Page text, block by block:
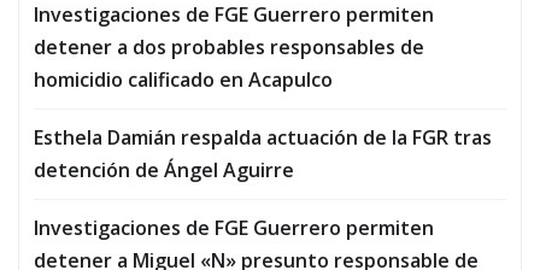
Investigaciones de FGE Guerrero permiten
detener a dos probables responsables de
homicidio calificado en Acapulco
Esthela Damián respalda actuación de la FGR tras
detención de Ángel Aguirre
Investigaciones de FGE Guerrero permiten
detener a Miguel «N» presunto responsable de